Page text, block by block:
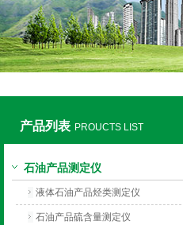
产品列表 PROUCTS LIST
石油产品测定仪
液体石油产品烃类测定仪
石油产品硫含量测定仪